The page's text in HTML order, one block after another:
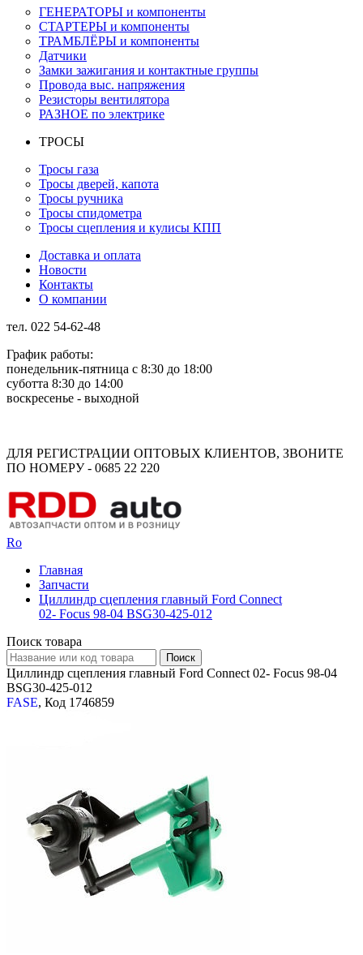
ГЕНЕРАТОРЫ и компоненты
СТАРТЕРЫ и компоненты
ТРАМБЛЁРЫ и компоненты
Датчики
Замки зажигания и контактные группы
Провода выс. напряжения
Резисторы вентилятора
РАЗНОЕ по электрике
ТРОСЫ
Тросы газа
Тросы дверей, капота
Тросы ручника
Тросы спидометра
Тросы сцепления и кулисы КПП
Доставка и оплата
Новости
Контакты
О компании
тел. 022 54-62-48
График работы:
понедельник-пятница с 8:30 до 18:00
суботта 8:30 до 14:00
воскресенье - выходной
ДЛЯ РЕГИСТРАЦИИ ОПТОВЫХ КЛИЕНТОВ, ЗВОНИТЕ
ПО НОМЕРУ - 0685 22 220
Ro
Главная
Запчасти
Циллиндр сцепления главный Ford Connect
02- Focus 98-04 BSG30-425-012
Поиск товара
Циллиндр сцепления главный Ford Connect 02- Focus 98-04
BSG30-425-012
FASE, Код 1746859